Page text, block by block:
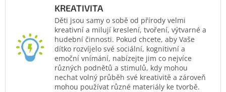
KREATIVITA
Děti jsou samy o sobě od přírody velmi
kreativní a milují kreslení, tvoření, výtvarné a
hudební činnosti. Pokud chcete, aby Vaše
dítko rozvíjelo své sociální, kognitivní a
emoční vnímání, nabízejte jim co nejvíce
různých podnětů a stimulů, kdy mohou
nechat volný průběh své kreativitě a zároveň
mohou používat různé materiály ke tvorbě.